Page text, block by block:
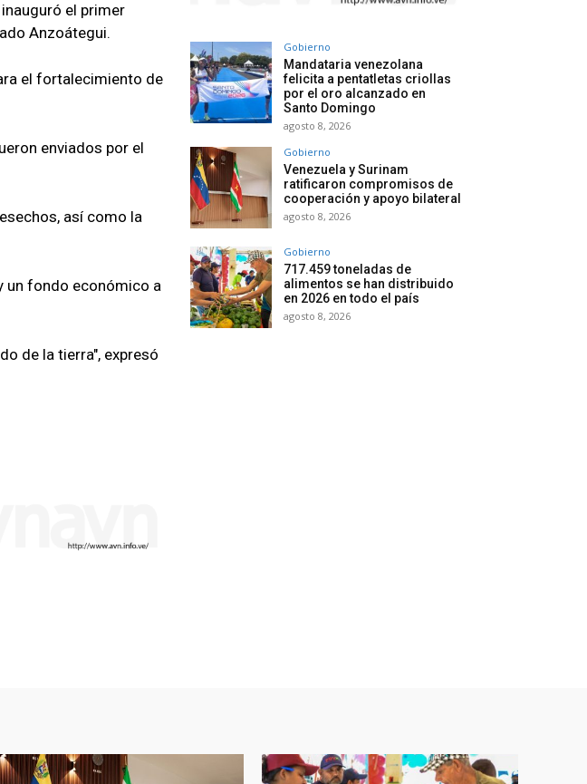
el primer
Anzoátegui.
el fortalecimiento de
enviados por el
así como la
un fondo económico a
de la tierra", expresó
Gobierno
Mandataria venezolana
felicita a pentatletas criollas
por el oro alcanzado en
Santo Domingo
agosto 8, 2026
Gobierno
Venezuela y Surinam
ratificaron compromisos de
cooperación y apoyo bilateral
agosto 8, 2026
Gobierno
717.459 toneladas de
alimentos se han distribuido
en 2026 en todo el país
agosto 8, 2026